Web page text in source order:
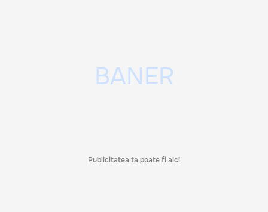
Publicitatea ta poate fi aici